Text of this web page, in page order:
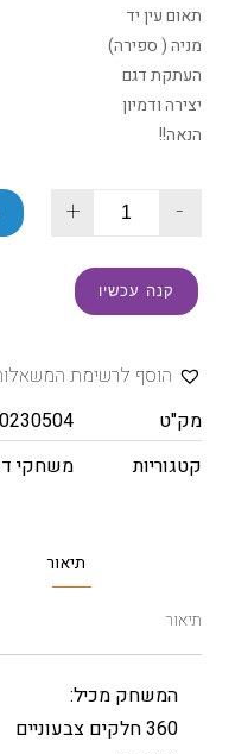
תאום עין יד
מניה ( ספירה)
העתקת דגם
יצירה ודמיון
הנאה!!
-
+
קנה עכשיו
הוסף לרשימת
מק"ט
קטגוריות
משחקי
תיאור
תיאור
המשחק מכיל:
360 חלקים צבעוניים